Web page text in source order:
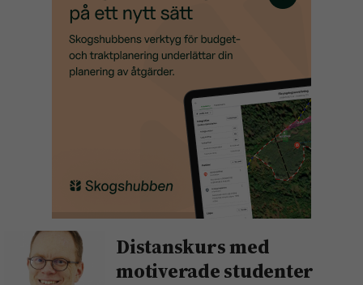
Distanskurs med
motiverade studenter